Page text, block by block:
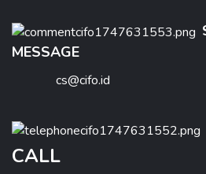
MESSAGE
cs@cifo.id
CALL